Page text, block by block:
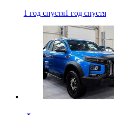
1 год спустя1 год спустя